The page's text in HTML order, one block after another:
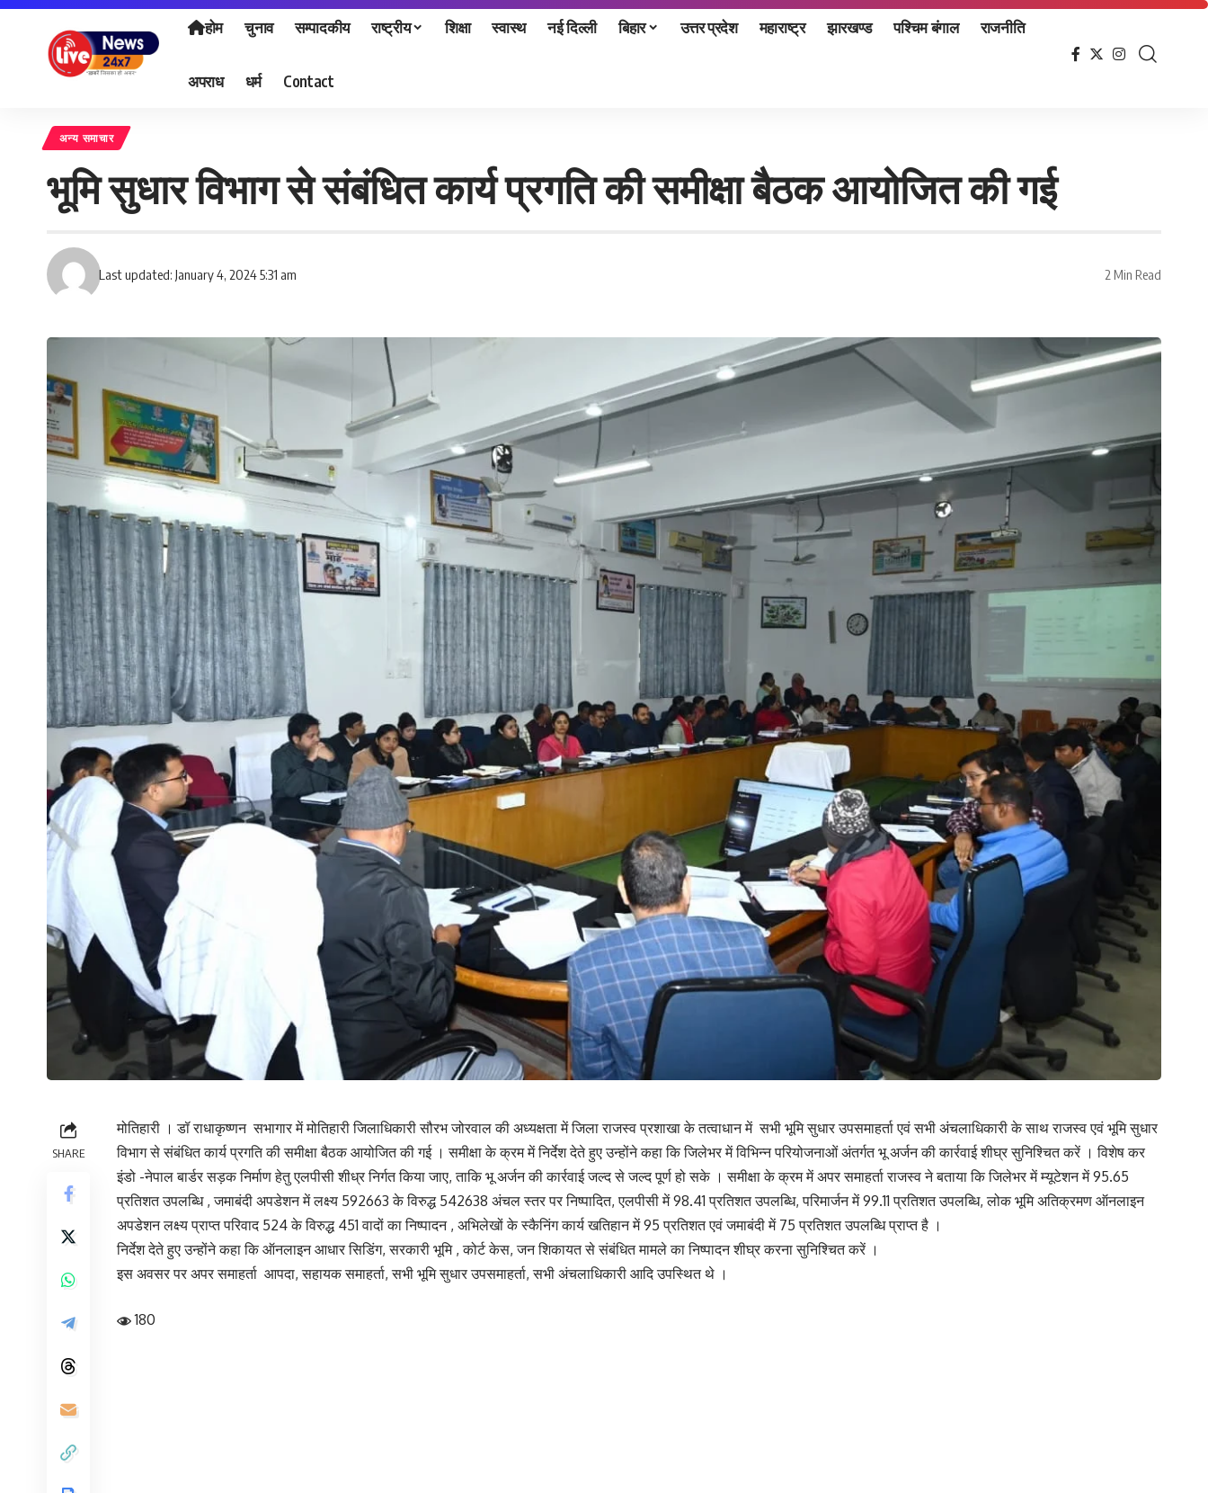
होम चुनाव सम्पादकीय राष्ट्रीय शिक्षा स्वास्थ नई दिल्ली बिहार उत्तर प्रदेश महाराष्ट्र झारखण्ड पश्चिम बंगाल राजनीति
अपराध धर्म Contact
अन्य समाचार
भूमि सुधार विभाग से संबंधित कार्य प्रगति की समीक्षा बैठक आयोजित की गई
Last updated: January 4, 2024 5:31 am 2 Min Read
SHARE
मोतिहारी । डॉ राधाकृष्णन सभागार में मोतिहारी जिलाधिकारी सौरभ जोरवाल की अध्यक्षता में जिला राजस्व प्रशाखा के तत्वाधान में सभी भूमि सुधार उपसमाहर्ता एवं सभी अंचलाधिकारी के साथ राजस्व एवं भूमि सुधार
विभाग से संबंधित कार्य प्रगति की समीक्षा बैठक आयोजित की गई । समीक्षा के क्रम में निर्देश देते हुए उन्होंने कहा कि जिलेभर में विभिन्न परियोजनाओं अंतर्गत भू अर्जन की कार्रवाई शीघ्र सुनिश्चित करें । विशेष कर
इंडो -नेपाल बार्डर सड़क निर्माण हेतु एलपीसी शीध्र निर्गत किया जाए, ताकि भू अर्जन की कार्रवाई जल्द से जल्द पूर्ण हो सके । समीक्षा के क्रम में अपर समाहर्ता राजस्व ने बताया कि जिलेभर में म्यूटेशन में 95.65
प्रतिशत उपलब्धि , जमाबंदी अपडेशन में लक्ष्य 592663 के विरुद्ध 542638 अंचल स्तर पर निष्पादित, एलपीसी में 98.41 प्रतिशत उपलब्धि, परिमार्जन में 99.11 प्रतिशत उपलब्धि, लोक भूमि अतिक्रमण ऑनलाइन
अपडेशन लक्ष्य प्राप्त परिवाद 524 के विरुद्ध 451 वादों का निष्पादन , अभिलेखों के स्कैनिंग कार्य खतिहान में 95 प्रतिशत एवं जमाबंदी में 75 प्रतिशत उपलब्धि प्राप्त है ।
निर्देश देते हुए उन्होंने कहा कि ऑनलाइन आधार सिडिंग, सरकारी भूमि , कोर्ट केस, जन शिकायत से संबंधित मामले का निष्पादन शीघ्र करना सुनिश्चित करें ।
इस अवसर पर अपर समाहर्ता आपदा, सहायक समाहर्ता, सभी भूमि सुधार उपसमाहर्ता, सभी अंचलाधिकारी आदि उपस्थित थे ।
180